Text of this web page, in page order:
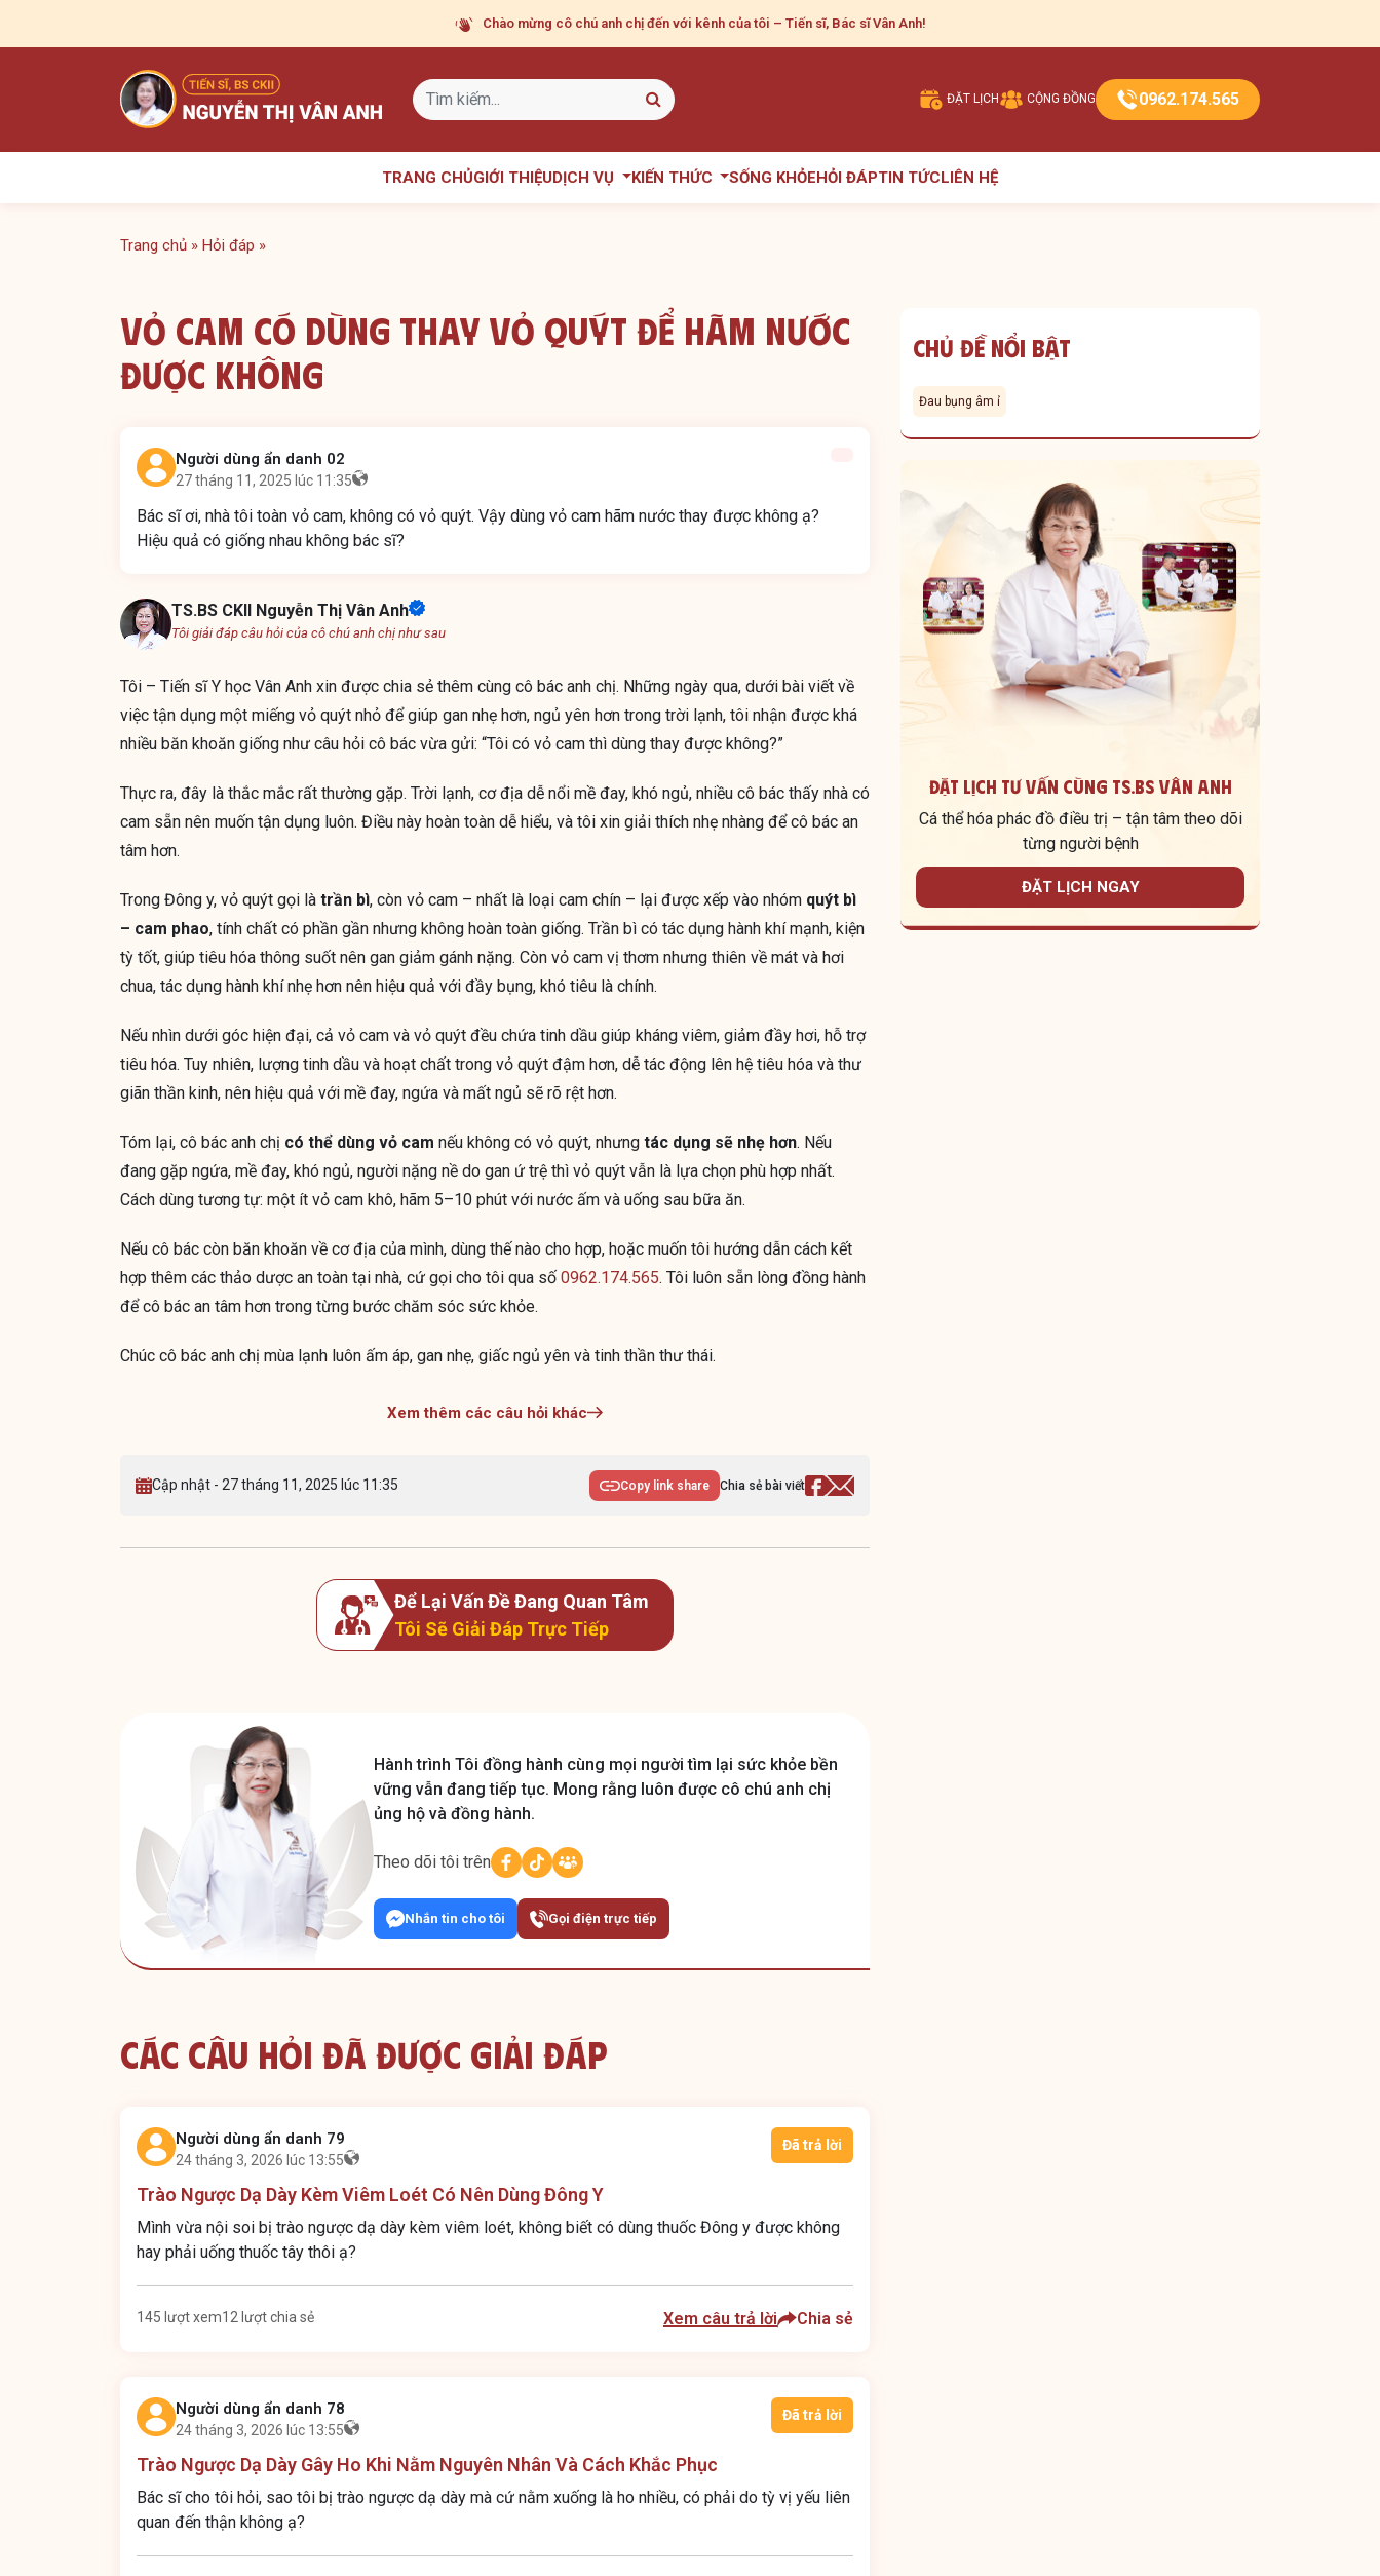
Chào mừng cô chú anh chị đến với kênh của tôi – Tiến sĩ, Bác sĩ Vân Anh!
ĐẶT LỊCH CỘNG ĐỒNG 0962.174.565
TRANG CHỦGIỚI THIỆUDỊCH VỤ KIẾN THỨC SỐNG KHỎEHỎI ĐÁPTIN TỨCLIÊN HỆ
Trang chủ » Hỏi đáp »
Vỏ Cam Có Dùng Thay Vỏ Quýt Để Hãm Nước
Được Không
Người dùng ẩn danh 02
27 tháng 11, 2025 lúc 11:35
Bác sĩ ơi, nhà tôi toàn vỏ cam, không có vỏ quýt. Vậy dùng vỏ cam hãm nước thay được không ạ?
Hiệu quả có giống nhau không bác sĩ?
TS.BS CKII Nguyễn Thị Vân Anh
Tôi giải đáp câu hỏi của cô chú anh chị như sau
Tôi – Tiến sĩ Y học Vân Anh xin được chia sẻ thêm cùng cô bác anh chị. Những ngày qua, dưới bài viết về
việc tận dụng một miếng vỏ quýt nhỏ để giúp gan nhẹ hơn, ngủ yên hơn trong trời lạnh, tôi nhận được khá
nhiều băn khoăn giống như câu hỏi cô bác vừa gửi: “Tôi có vỏ cam thì dùng thay được không?”
Thực ra, đây là thắc mắc rất thường gặp. Trời lạnh, cơ địa dễ nổi mề đay, khó ngủ, nhiều cô bác thấy nhà có
cam sẵn nên muốn tận dụng luôn. Điều này hoàn toàn dễ hiểu, và tôi xin giải thích nhẹ nhàng để cô bác an
tâm hơn.
Trong Đông y, vỏ quýt gọi là trần bì, còn vỏ cam – nhất là loại cam chín – lại được xếp vào nhóm quýt bì
– cam phao, tính chất có phần gần nhưng không hoàn toàn giống. Trần bì có tác dụng hành khí mạnh, kiện
tỳ tốt, giúp tiêu hóa thông suốt nên gan giảm gánh nặng. Còn vỏ cam vị thơm nhưng thiên về mát và hơi
chua, tác dụng hành khí nhẹ hơn nên hiệu quả với đầy bụng, khó tiêu là chính.
Nếu nhìn dưới góc hiện đại, cả vỏ cam và vỏ quýt đều chứa tinh dầu giúp kháng viêm, giảm đầy hơi, hỗ trợ
tiêu hóa. Tuy nhiên, lượng tinh dầu và hoạt chất trong vỏ quýt đậm hơn, dễ tác động lên hệ tiêu hóa và thư
giãn thần kinh, nên hiệu quả với mề đay, ngứa và mất ngủ sẽ rõ rệt hơn.
Tóm lại, cô bác anh chị có thể dùng vỏ cam nếu không có vỏ quýt, nhưng tác dụng sẽ nhẹ hơn. Nếu
đang gặp ngứa, mề đay, khó ngủ, người nặng nề do gan ứ trệ thì vỏ quýt vẫn là lựa chọn phù hợp nhất.
Cách dùng tương tự: một ít vỏ cam khô, hãm 5–10 phút với nước ấm và uống sau bữa ăn.
Nếu cô bác còn băn khoăn về cơ địa của mình, dùng thế nào cho hợp, hoặc muốn tôi hướng dẫn cách kết
hợp thêm các thảo dược an toàn tại nhà, cứ gọi cho tôi qua số 0962.174.565. Tôi luôn sẵn lòng đồng hành
để cô bác an tâm hơn trong từng bước chăm sóc sức khỏe.
Chúc cô bác anh chị mùa lạnh luôn ấm áp, gan nhẹ, giấc ngủ yên và tinh thần thư thái.
Xem thêm các câu hỏi khác
Cập nhật - 27 tháng 11, 2025 lúc 11:35 Copy link share Chia sẻ bài viết
Để Lại Vấn Đề Đang Quan Tâm
Tôi Sẽ Giải Đáp Trực Tiếp
Hành trình Tôi đồng hành cùng mọi người tìm lại sức khỏe bền
vững vẫn đang tiếp tục. Mong rằng luôn được cô chú anh chị
ủng hộ và đồng hành.
Theo dõi tôi trên
Nhắn tin cho tôi Gọi điện trực tiếp
Các Câu Hỏi Đã Được Giải Đáp
Người dùng ẩn danh 79
24 tháng 3, 2026 lúc 13:55
Đã trả lời
Trào Ngược Dạ Dày Kèm Viêm Loét Có Nên Dùng Đông Y
Mình vừa nội soi bị trào ngược dạ dày kèm viêm loét, không biết có dùng thuốc Đông y được không
hay phải uống thuốc tây thôi ạ?
145 lượt xem12 lượt chia sẻ Xem câu trả lời Chia sẻ
Người dùng ẩn danh 78
24 tháng 3, 2026 lúc 13:55
Đã trả lời
Trào Ngược Dạ Dày Gây Ho Khi Nằm Nguyên Nhân Và Cách Khắc Phục
Bác sĩ cho tôi hỏi, sao tôi bị trào ngược dạ dày mà cứ nằm xuống là ho nhiều, có phải do tỳ vị yếu liên
quan đến thận không ạ?
Chủ Đề Nổi Bật
Đau bụng âm ỉ
Đặt lịch tư vấn cùng TS.BS Vân Anh
Cá thể hóa phác đồ điều trị – tận tâm theo dõi
từng người bệnh
ĐẶT LỊCH NGAY